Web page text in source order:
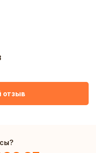
отзыв